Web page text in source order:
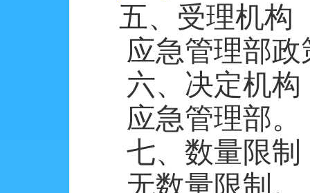
五、受理机构
应急管理部
六、决定机构
应急管理部。
七、数量限制
无数量限制。